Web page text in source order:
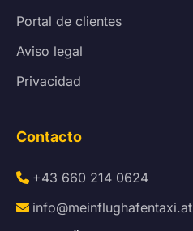
Portal de clientes
Aviso legal
Privacidad
Contacto
+43 660 214 0624
info@meinflughafentaxi.at